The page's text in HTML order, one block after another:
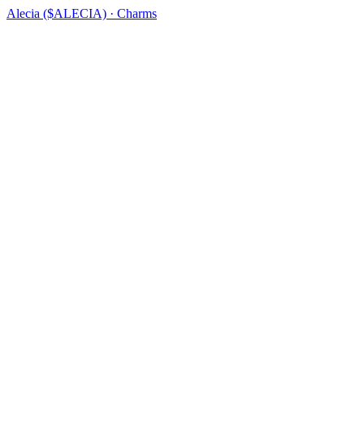
Alecia ($ALECIA) · Charms